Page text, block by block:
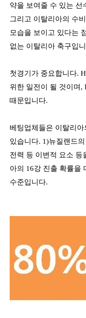
약을 보여줄 수 있는 선
그리고 이탈리아의 수
모습을 보이고 있다는
없는 이탈리아 축구입
첫경기가 중요합니다. H
위한 일전이 될 것이며 ,
때문입니다.
베팅업체들은 이탈리아
있습니다. 1)뉴질랜드의
전력 등 이변적 요소 등
아의 16강 진출 확률을
수준입니다.